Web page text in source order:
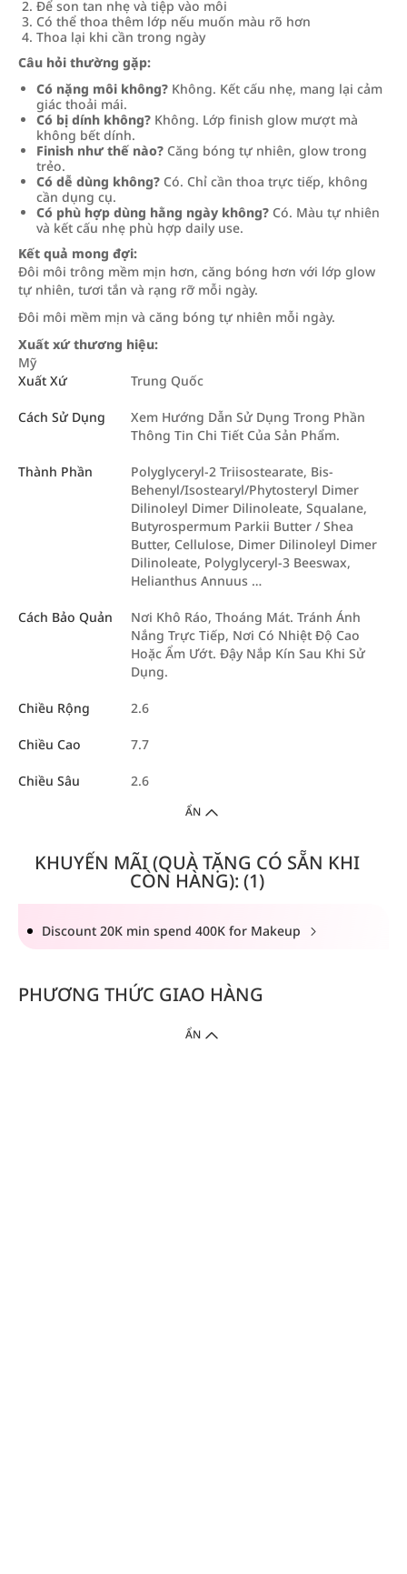
Để son tan nhẹ và tiệp vào môi
Có thể thoa thêm lớp nếu muốn màu rõ hơn
Thoa lại khi cần trong ngày
Câu hỏi thường gặp:
Có nặng môi không? Không. Kết cấu nhẹ, mang lại cảm
giác thoải mái.
Có bị dính không? Không. Lớp finish glow mượt mà
không bết dính.
Finish như thế nào? Căng bóng tự nhiên, glow trong
trẻo.
Có dễ dùng không? Có. Chỉ cần thoa trực tiếp, không
cần dụng cụ.
Có phù hợp dùng hằng ngày không? Có. Màu tự nhiên
và kết cấu nhẹ phù hợp daily use.
Kết quả mong đợi:
Đôi môi trông mềm mịn hơn, căng bóng hơn với lớp glow
tự nhiên, tươi tắn và rạng rỡ mỗi ngày.
Đôi môi mềm mịn và căng bóng tự nhiên mỗi ngày.
Xuất xứ thương hiệu:
Mỹ
Xuất Xứ
Trung Quốc
Cách Sử Dụng
Xem Hướng Dẫn Sử Dụng Trong Phần
Thông Tin Chi Tiết Của Sản Phẩm.
Thành Phần
Polyglyceryl-2 Triisostearate, Bis-
Behenyl/Isostearyl/Phytosteryl Dimer
Dilinoleyl Dimer Dilinoleate, Squalane,
Butyrospermum Parkii Butter / Shea
Butter, Cellulose, Dimer Dilinoleyl Dimer
Dilinoleate, Polyglyceryl-3 Beeswax,
Helianthus Annuus …
Cách Bảo Quản
Nơi Khô Ráo, Thoáng Mát. Tránh Ánh
Nắng Trực Tiếp, Nơi Có Nhiệt Độ Cao
Hoặc Ẩm Ướt. Đậy Nắp Kín Sau Khi Sử
Dụng.
Chiều Rộng 2.6
Chiều Cao 7.7
Chiều Sâu 2.6
ẨN
KHUYẾN MÃI (QUÀ TẶNG CÓ SẴN KHI
CÒN HÀNG): (1)
Discount 20K min spend 400K for Makeup
PHƯƠNG THỨC GIAO HÀNG
ẨN